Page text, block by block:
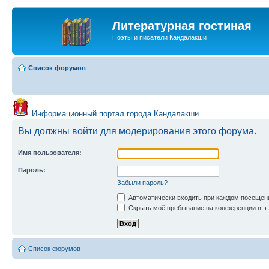
Литературная гостиная
Поэты и писатели Кандалакши
Список форумов
Информационный портал города Кандалакши
Вы должны войти для модерирования этого форума.
Имя пользователя:
Пароль:
Забыли пароль?
Автоматически входить при каждом
Скрыть моё пребывание на конференции в
Список форумов